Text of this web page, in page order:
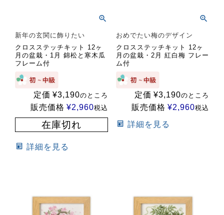
新年の玄関に飾りたい
クロスステッチキット 12ヶ
月の盆栽・1月 錦松と寒木瓜
フレーム付
定価 ¥3,190のところ
販売価格 ¥2,960税込
在庫切れ
詳細を見る
おめでたい梅のデザイン
クロスステッチキット 12ヶ
月の盆栽・2月 紅白梅 フレー
ム付
定価 ¥3,190のところ
販売価格 ¥2,960税込
詳細を見る